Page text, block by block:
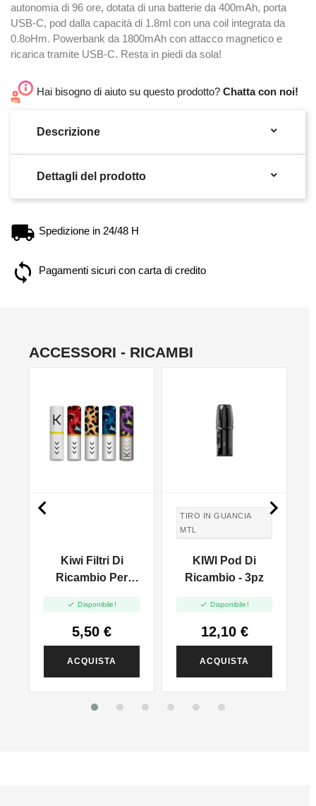
autonomia di 96 ore, dotata di una batterie da 400mAh, porta
USB-C, pod dalla capacità di 1.8ml con una coil integrata da
0.8oHm. Powerbank da 1800mAh con attacco magnetico e
ricarica tramite USB-C. Resta in piedi da sola!
Hai bisogno di aiuto su questo prodotto? Chatta con noi!
Descrizione 
Dettagli del prodotto 
Spedizione in 24/48 H
Pagamenti sicuri con carta di credito
ACCESSORI - RICAMBI
Kiwi Filtri Di
Ricambio Per
 Disponibile!
5,50 €
ACQUISTA
TIRO IN GUANCIA
MTL
MTLKIWI Pod Di
Ricambio - 3pz
 Disponibile!
12,10 €
ACQUISTA
 